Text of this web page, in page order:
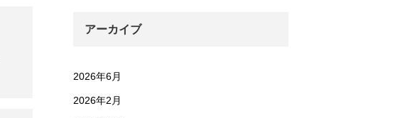
アーカイブ
2026年6月
2026年2月